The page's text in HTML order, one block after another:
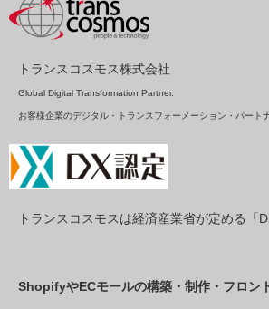
トランスコスモス株式会社
Global Digital Transformation Partner.
お客様企業のデジタル・トランスフォーメーション・パート
トランスコスモスは経済産業省が定める「
ShopifyやECモールの構築・制作・フロン